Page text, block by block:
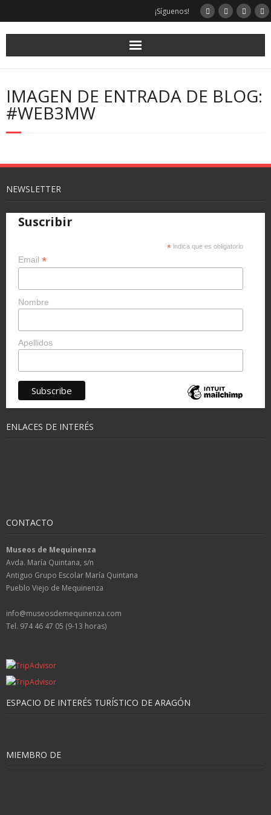
¡Síguenos!
IMAGEN DE ENTRADA DE BLOG:
#WEB3MW
NEWSLETTER
Suscribir
* indica que es obligatorio
Email *
Nombre
Apellidos
ENLACES DE INTERÉS
CONTACTO
Museos de Mequinenza
Avda. María Quintana, s/n
Antiguo Grupo Escolar María Quintana
Pueblo Viejo de Mequinenza
info@museosdemequinenza.com
Tel. 974 46 47 05 (9-13 horas)
ESPACIO DE INTERÉS TURÍSTICO DE ARAGÓN
MIEMBRO DE